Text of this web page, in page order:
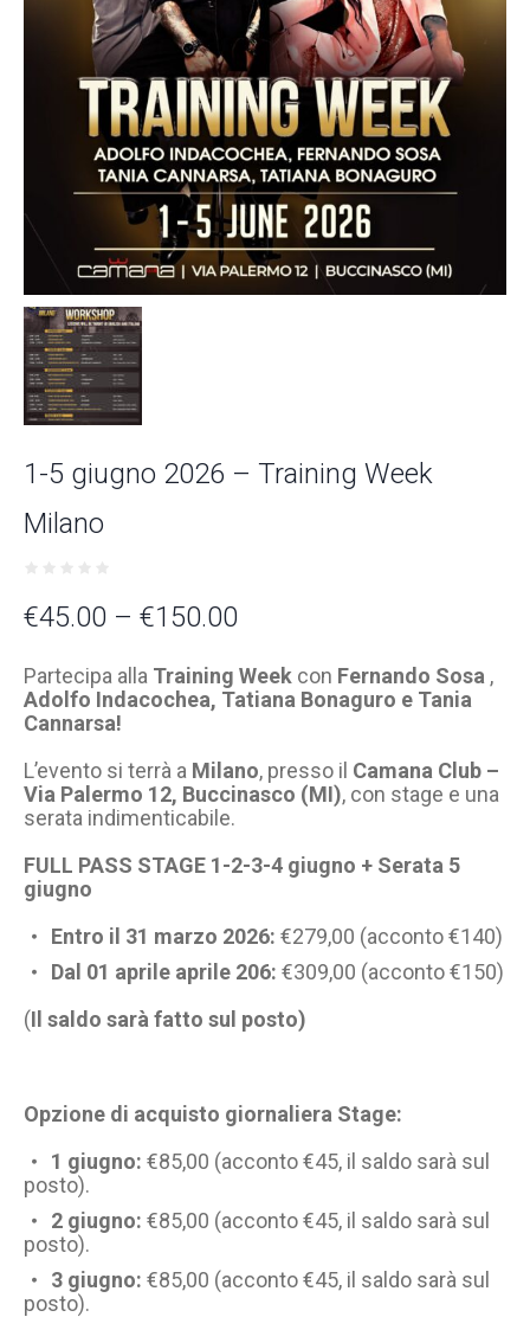
1-5 giugno 2026 – Training Week
Milano
€45.00 – €150.00
Partecipa alla Training Week con Fernando Sosa ,
Adolfo Indacochea, Tatiana Bonaguro e Tania
Cannarsa!
L’evento si terrà a Milano, presso il Camana Club –
Via Palermo 12, Buccinasco (MI), con stage e una
serata indimenticabile.
FULL PASS STAGE 1-2-3-4 giugno + Serata 5
giugno
Entro il 31 marzo 2026: €279,00 (acconto €140)
Dal 01 aprile aprile 206: €309,00 (acconto €150)
(Il saldo sarà fatto sul posto)
Opzione di acquisto giornaliera Stage:
1 giugno: €85,00 (acconto €45, il saldo sarà sul
posto).
2 giugno: €85,00 (acconto €45, il saldo sarà sul
posto).
3 giugno: €85,00 (acconto €45, il saldo sarà sul
posto).